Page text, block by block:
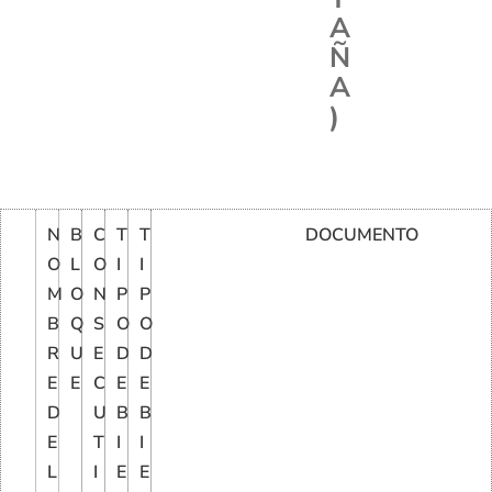
A
Ñ
A
)
N
O
M
B
R
E
D
E
L
B
L
O
Q
U
E
C
O
N
S
E
C
U
T
I
T
I
P
O
D
E
B
I
E
T
I
P
O
D
E
B
I
E
DOCUMENTO